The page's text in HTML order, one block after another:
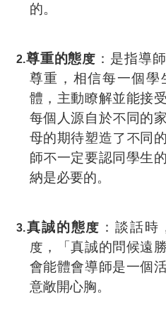
的。
2.尊重的態度 ：是指導
尊重，相信每一個學
體，主動瞭解並能接
每個人源自於不同的
母的期待塑造了不同
師不一定要認同學生
納是必要的。
3.真誠的態度 ：談話
度，「真誠的問候遠
會能體會導師是一個
意敞開心胸。